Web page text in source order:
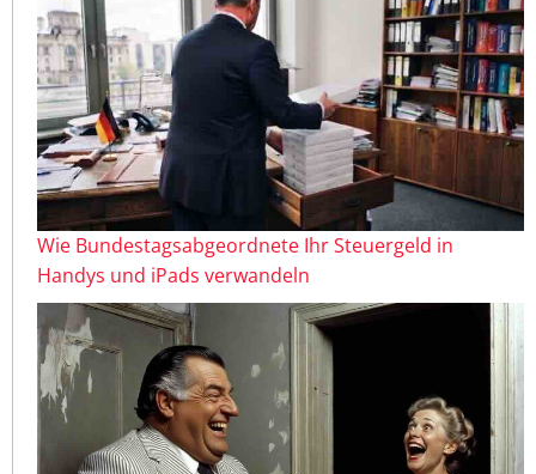
Wie Bundestagsabgeordnete Ihr Steuergeld in
Handys und iPads verwandeln